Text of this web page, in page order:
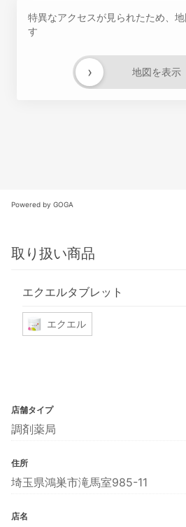
特異なアクセスが見られたため、
す
地図を表示
›
Powered by GOGA
取り扱い商品
エクエルタブレット
エクエル
店舗タイプ
調剤薬局
住所
埼玉県鴻巣市滝馬室985-11
店名